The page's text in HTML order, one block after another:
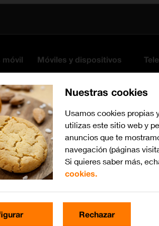
móvil Móviles y dispositivos
Nuestras cookies
Usamos cookies propias
utilizas este sitio web y
anuncios que te
navegación (páginas
Si quieres saber más,
cookies.
Rechazar